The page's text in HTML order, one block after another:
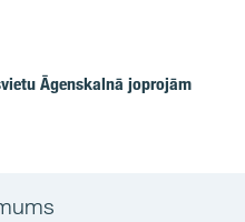
Āgenskalnā joprojām